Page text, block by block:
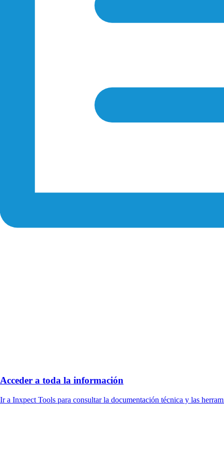
Acceder a toda la información
Ir a Inxpect Tools para consultar la documentación técnica y las